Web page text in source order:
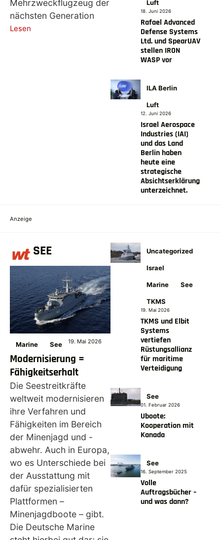
Mehrzweckflugzeug der
nächsten Generation
Lesen
Luft
18. Juni 2026
Rafael Advanced
Defense Systems
Ltd. und SpearUAV
stellen IRON
WASP vor
ILA Berlin
Luft
12. Juni 2026
Israel Aerospace
Industries (IAI)
und das Land
Berlin haben
heute eine
strategische
Absichtserklärung
unterzeichnet.
Anzeige
SEE
Marine See 19. Mai 2026
Modernisierung =
Fähigkeitserhalt
Die Seestreitkräfte
weltweit modernisieren
ihre Verfahren und
Fähigkeiten im Bereich
der Minenjagd und -
abwehr. Auch in Europa,
wo es Unterschiede bei
der Ausstattung mit
dafür spezialisierten
Plattformen –
Minenjagdboote – gibt.
Die Deutsche Marine
Uncategorized
Israel
Marine See
TKMS
19. Mai 2026
TKMS und Elbit
Systems
vertiefen
Rüstungsallianz
für maritime
Verteidigung
See
01. Februar 2026
Uboote:
Kooperation mit
Kanada
See
16. September 2025
Volle
Auftragsbücher –
und was dann?